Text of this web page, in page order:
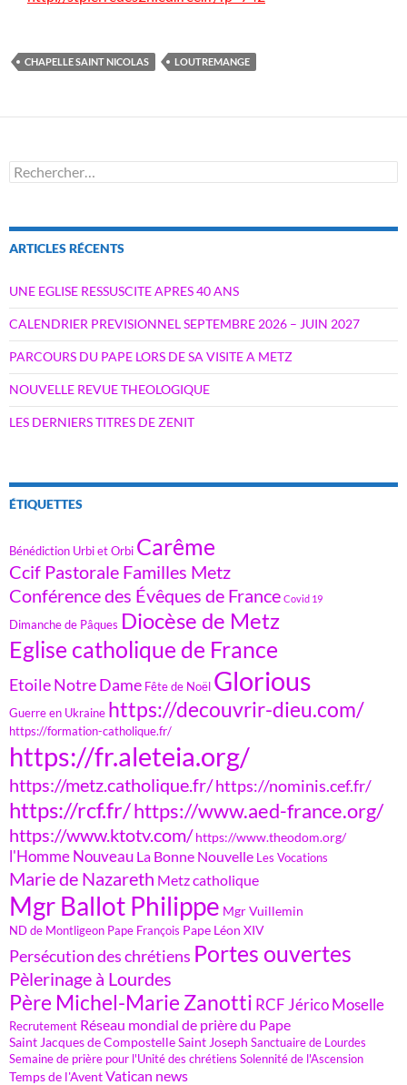
CHAPELLE SAINT NICOLAS LOUTREMANGE
Rechercher :
ARTICLES RÉCENTS
UNE EGLISE RESSUSCITE APRES 40 ANS
CALENDRIER PREVISIONNEL SEPTEMBRE 2026 – JUIN 2027
PARCOURS DU PAPE LORS DE SA VISITE A METZ
NOUVELLE REVUE THEOLOGIQUE
LES DERNIERS TITRES DE ZENIT
ÉTIQUETTES
Bénédiction Urbi et Orbi Carême
Ccif Pastorale Familles Metz
Conférence des Évêques de France Covid 19
Dimanche de Pâques Diocèse de Metz
Eglise catholique de France
Etoile Notre Dame Fête de Noël Glorious
Guerre en Ukraine https://decouvrir-dieu.com/
https://formation-catholique.fr/
https://fr.aleteia.org/
https://metz.catholique.fr/https://nominis.cef.fr/
https://rcf.fr/https://www.aed-france.org/
https://www.ktotv.com/ https://www.theodom.org/
l'Homme Nouveau La Bonne Nouvelle Les Vocations
Marie de Nazareth Metz catholique
Mgr Ballot Philippe Mgr Vuillemin
ND de Montligeon Pape François Pape Léon XIV
Persécution des chrétiens Portes ouvertes
Pèlerinage à Lourdes
Père Michel-Marie Zanotti RCF Jérico Moselle
Recrutement Réseau mondial de prière du Pape
Saint Jacques de CompostelleSaint Joseph Sanctuaire de Lourdes
Semaine de prière pour l'Unité des chrétiens Solennité de l'Ascension
Temps de l'AventVatican news